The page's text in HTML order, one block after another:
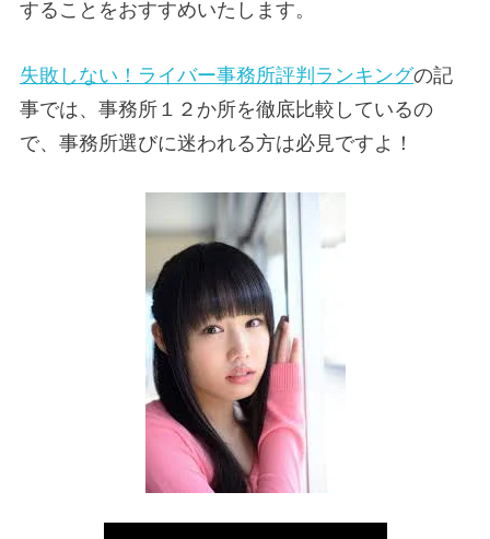
することをおすすめいたします。
失敗しない！ライバー事務所評判ランキングの記
事では、事務所１２か所を徹底比較しているの
で、事務所選びに迷われる方は必見ですよ！